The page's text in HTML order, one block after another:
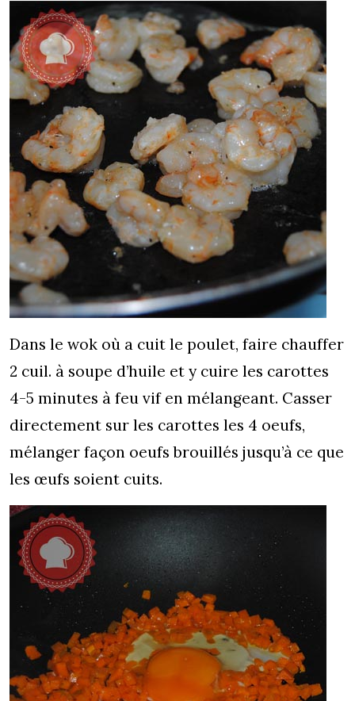
Dans le wok où a cuit le poulet, faire chauffer
2 cuil. à soupe d’huile et y cuire les carottes
4-5 minutes à feu vif en mélangeant. Casser
directement sur les carottes les 4 oeufs,
mélanger façon oeufs brouillés jusqu’à ce que
les œufs soient cuits.